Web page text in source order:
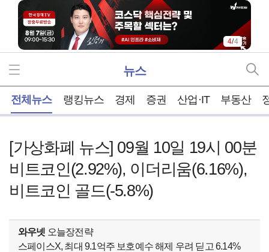
4/4
뉴스
전체뉴스 랭킹뉴스 경제 증권 산업·IT 부동산
[가상화폐 뉴스] 09월 10일 19시 00분
비트코인(2.92%), 이더리움(6.16%),
비트코인 골드(-5.8%)
와우넷 오늘장전략
스페이스X, 최대 9.1억주 보호예수 해제 우려 딛고 6.14%